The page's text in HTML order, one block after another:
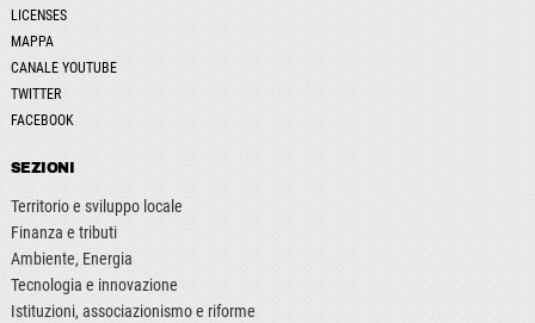
LICENSES
MAPPA
CANALE YOUTUBE
TWITTER
FACEBOOK
SEZIONI
Territorio e sviluppo locale
Finanza e tributi
Ambiente, Energia
Tecnologia e innovazione
Istituzioni, associazionismo e riforme